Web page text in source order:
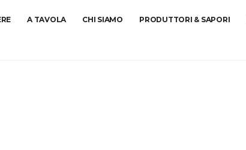
A TAVOLA CHI SIAMO PRODUTTORI & SAPORI